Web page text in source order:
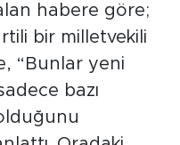
habere göre;
bir milletvekili
“Bunlar yeni
bazı